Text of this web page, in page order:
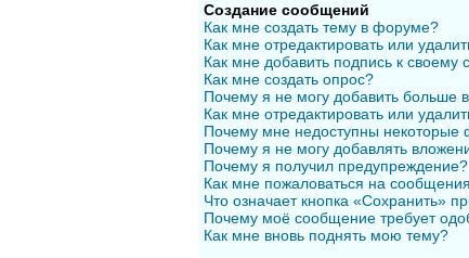
Создание сообщений
Как мне создать тему в форуме?
Как мне отредактировать или
Как мне добавить подпись к
Как мне создать опрос?
Почему я не могу добавить больше
Как мне отредактировать или
Почему мне недоступны
Почему я не могу добавлять
Почему я получил предупреждение?
Как мне пожаловаться на
Что означает кнопка «Сохранить»
Почему моё сообщение требует
Как мне вновь поднять мою тему?